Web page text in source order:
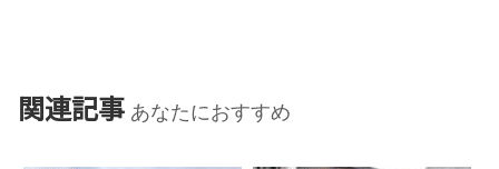
関連記事 あなたにおすすめ